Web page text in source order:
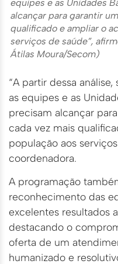
equipes e as Unidades
alcançar para garantir
qualificado e ampliar o
serviços de saúde”,
Átilas Moura/Secom)
“A partir dessa
as equipes e as
precisam alcançar
cada vez mais
população aos
coordenadora.
A programação
reconhecimento das
excelentes resultados
destacando o
oferta de um
humanizado e